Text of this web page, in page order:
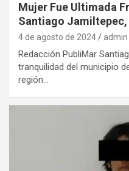
Mujer Fue Ultimada
Santiago Jamiltepec,
4 de agosto de 2024 admin
Redacción PubliMar
tranquilidad del municipio
región…